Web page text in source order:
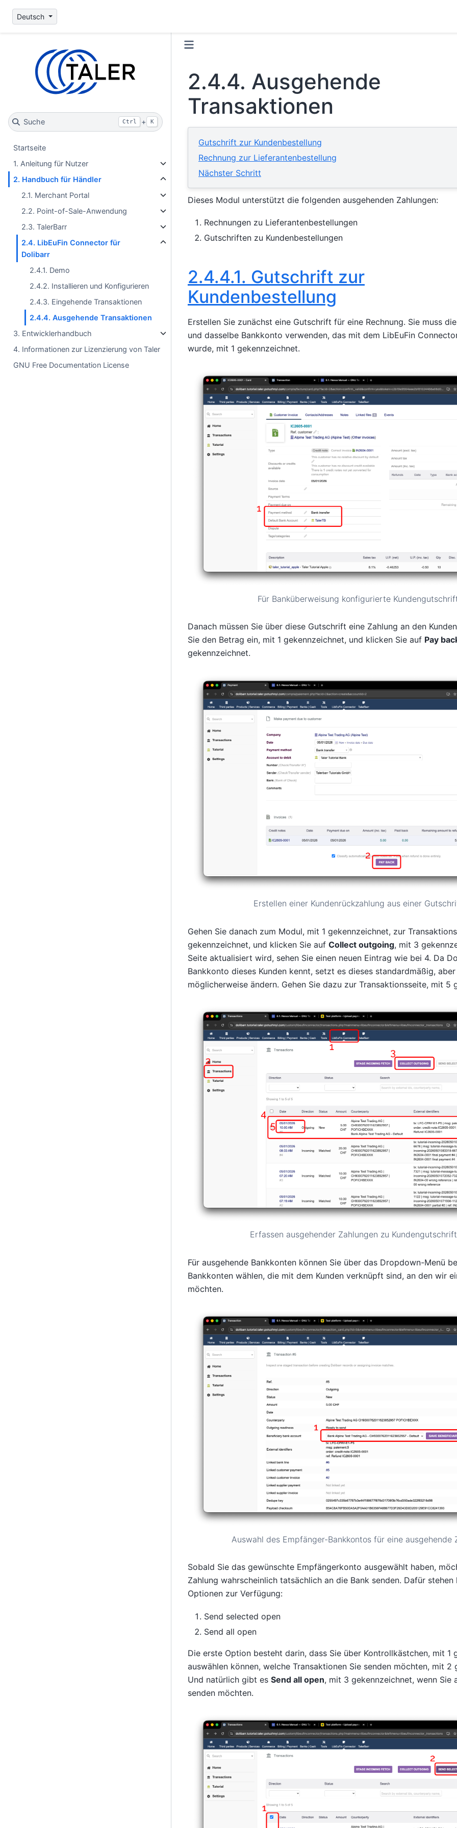
Deutsch
Suche Ctrl + K
Startseite
1. Anleitung für Nutzer
2. Handbuch für Händler
2.1. Merchant Portal
2.2. Point-of-Sale-Anwendung
2.3. TalerBarr
2.4. LibEuFin Connector für
Dolibarr
2.4.1. Demo
2.4.2. Installieren und Konfigurieren
2.4.3. Eingehende Transaktionen
2.4.4. Ausgehende Transaktionen
3. Entwicklerhandbuch
4. Informationen zur Lizenzierung von Taler
GNU Free Documentation License
2.4.4. Ausgehende
Transaktionen
Gutschrift zur Kundenbestellung
Rechnung zur Lieferantenbestellung
Nächster Schritt
Dieses Modul unterstützt die folgenden ausgehenden Zahlungen:
Rechnungen zu Lieferantenbestellungen
Gutschriften zu Kundenbestellungen
2.4.4.1. Gutschrift zur
Kundenbestellung
Erstellen Sie zunächst eine Gutschrift für eine Rechnung. Sie muss
und dasselbe Bankkonto verwenden, das mit dem LibEuFin
wurde, mit 1 gekennzeichnet.
Für Banküberweisung konfigurierte
Danach müssen Sie über diese Gutschrift eine Zahlung an den
Sie den Betrag ein, mit 1 gekennzeichnet, und klicken Sie auf Pay
gekennzeichnet.
Erstellen einer Kundenrückzahlung aus einer
Gehen Sie danach zum Modul, mit 1 gekennzeichnet, zur
gekennzeichnet, und klicken Sie auf Collect outgoing, mit 3
Seite aktualisiert wird, sehen Sie einen neuen Eintrag wie bei 4. Da
Bankkonto dieses Kunden kennt, setzt es dieses standardmäßig,
möglicherweise ändern. Gehen Sie dazu zur Transaktionsseite, mit 5
Erfassen ausgehender Zahlungen zu
Für ausgehende Bankkonten können Sie über das Dropdown-Menü
Bankkonten wählen, die mit dem Kunden verknüpft sind, an den wir
möchten.
Auswahl des Empfänger-Bankkontos für eine ausgehende
Sobald Sie das gewünschte Empfängerkonto ausgewählt haben,
Zahlung wahrscheinlich tatsächlich an die Bank senden. Dafür
Optionen zur Verfügung:
Send selected open
Send all open
Die erste Option besteht darin, dass Sie über Kontrollkästchen, mit 1
auswählen können, welche Transaktionen Sie senden möchten, mit 2
Und natürlich gibt es Send all open, mit 3 gekennzeichnet, wenn Sie
senden möchten.